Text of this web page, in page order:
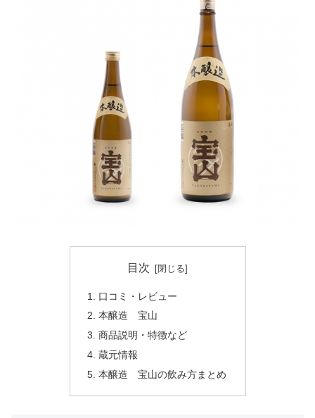
目次
口コミ・レビュー
本醸造 宝山
商品説明・特徴など
蔵元情報
本醸造 宝山の飲み方まとめ